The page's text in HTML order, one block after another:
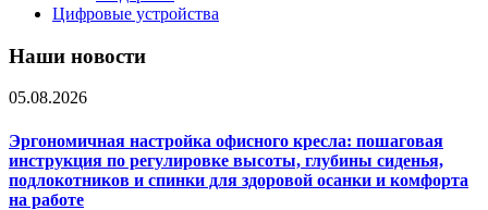
Цифровые устройства
Наши новости
05.08.2026
Эргономичная настройка офисного кресла: пошаговая
инструкция по регулировке высоты, глубины сиденья,
подлокотников и спинки для здоровой осанки и комфорта
на работе